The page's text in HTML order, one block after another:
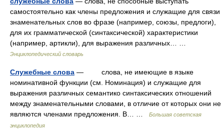
самостоятельно как члены предложения и служащие для связи
знаменательных слов во фразе (например, союзы, предлоги),
для их грамматической (синтаксической) характеристики
(например, артикли), для выражения различных… …
Энциклопедический словарь
Служебные слова — слова, не имеющие в языке
номинативной функции (см. Номинация) и служащие для
выражения различных семантико синтаксических отношений
между знаменательными словами, в отличие от которых они не
являются членами предложения. В… …
Большая советская
энциклопедия